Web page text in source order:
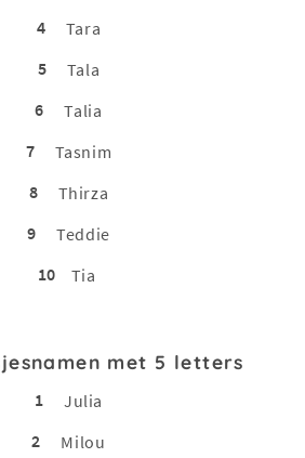
4
Tara
5
Tala
6
Talia
7
Tasnim
8
Thirza
9
Teddie
10
Tia
met 5 letters
1
Julia
2
Milou